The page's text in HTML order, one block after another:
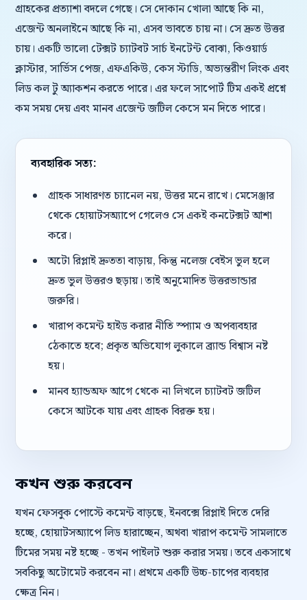
গ্রাহকের প্রত্যাশা বদলে গেছে। সে দোকান খোলা আছে কি না,
এজেন্ট অনলাইনে আছে কি না, এসব ভাবতে চায় না। সে দ্রুত উত্তর
চায়। একটি ভালো টেক্সট চ্যাটবট সার্চ ইনটেন্ট বোঝা, কিওয়ার্ড
ক্লাস্টার, সার্ভিস পেজ, এফএকিউ, কেস স্টাডি, অভ্যন্তরীণ লিংক এবং
লিড কল টু অ্যাকশন করতে পারে। এর ফলে সাপোর্ট টিম একই প্রশ্নে
কম সময় দেয় এবং মানব এজেন্ট জটিল কেসে মন দিতে পারে।
ব্যবহারিক সত্য:
গ্রাহক সাধারণত চ্যানেল নয়, উত্তর মনে রাখে। মেসেঞ্জার
থেকে হোয়াটসঅ্যাপে গেলেও সে একই কনটেক্সট আশা
করে।
অটো রিপ্লাই দ্রুততা বাড়ায়, কিন্তু নলেজ বেইস ভুল হলে
দ্রুত ভুল উত্তরও ছড়ায়। তাই অনুমোদিত উত্তরভান্ডার
জরুরি।
খারাপ কমেন্ট হাইড করার নীতি স্প্যাম ও অপব্যবহার
ঠেকাতে হবে; প্রকৃত অভিযোগ লুকালে ব্র্যান্ড বিশ্বাস নষ্ট
হয়।
মানব হ্যান্ডঅফ আগে থেকে না লিখলে চ্যাটবট জটিল
কেসে আটকে যায় এবং গ্রাহক বিরক্ত হয়।
কখন শুরু করবেন
যখন ফেসবুক পোস্টে কমেন্ট বাড়ছে, ইনবক্সে রিপ্লাই দিতে দেরি
হচ্ছে, হোয়াটসঅ্যাপে লিড হারাচ্ছেন, অথবা খারাপ কমেন্ট সামলাতে
টিমের সময় নষ্ট হচ্ছে - তখন পাইলট শুরু করার সময়। তবে একসাথে
সবকিছু অটোমেট করবেন না। প্রথমে একটি উচ্চ-চাপের ব্যবহার
ক্ষেত্র নিন।